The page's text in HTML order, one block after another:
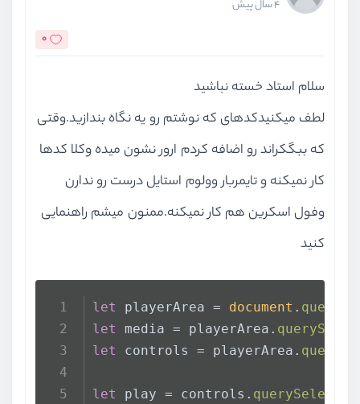
4 سال پیش
0
سلام استاد خسته نباشید
لطف میکنیدکدهای که نوشتم رو یه نگاه بندازید.وقتی
که ببگکراند رو اضافه کردم ارور نشون میده وکلا کدها
کار نمیکنه و تایمربار وولوم استایل درست رو ندارن
وفول اسکرین هم کار نمیکنه.ممنون میشم راهنمایی
کنید
let playerArea = document .
let
media = playerArea.
let
controls = playerArea.
let play = controls. querySelector